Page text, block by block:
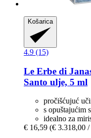
Košarica
4.9 (15)
Le Erbe di
Santo ulje, 5 ml
pročišćujuć
s opuštajućim
idealno za
€ 16,59 (€ 3.318,00